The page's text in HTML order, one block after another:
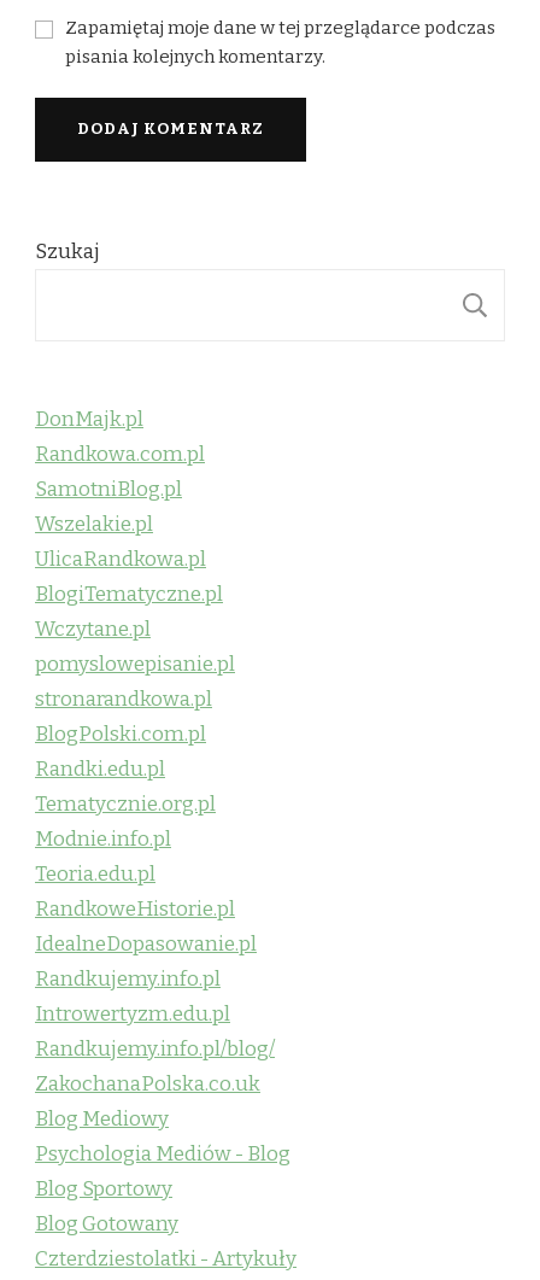
Zapamiętaj moje dane w tej przeglądarce podczas
pisania kolejnych komentarzy.
Szukaj
DonMajk.pl
Randkowa.com.pl
SamotniBlog.pl
Wszelakie.pl
UlicaRandkowa.pl
BlogiTematyczne.pl
Wczytane.pl
pomyslowepisanie.pl
stronarandkowa.pl
BlogPolski.com.pl
Randki.edu.pl
Tematycznie.org.pl
Modnie.info.pl
Teoria.edu.pl
RandkoweHistorie.pl
IdealneDopasowanie.pl
Randkujemy.info.pl
Introwertyzm.edu.pl
Randkujemy.info.pl/blog/
ZakochanaPolska.co.uk
Blog Mediowy
Psychologia Mediów - Blog
Blog Sportowy
Blog Gotowany
Czterdziestolatki - Artykuły